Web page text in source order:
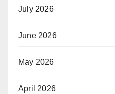
July 2026
June 2026
May 2026
April 2026